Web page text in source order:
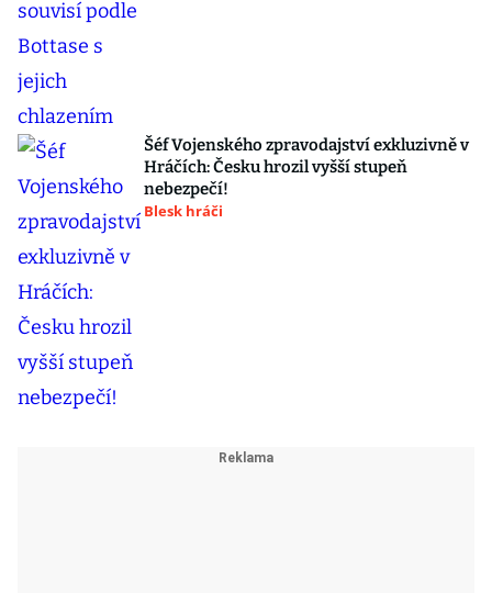
Šéf Vojenského zpravodajství exkluzivně v
Hráčích: Česku hrozil vyšší stupeň
nebezpečí!
Blesk hráči